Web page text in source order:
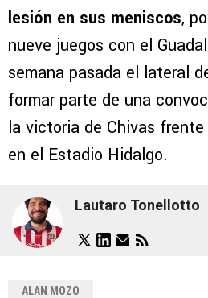
lesión en sus meniscos,
nueve juegos con el
semana pasada el lateral
formar parte de una
la victoria de Chivas
en el Estadio Hidalgo.
Lautaro Tonellotto
ALAN MOZO